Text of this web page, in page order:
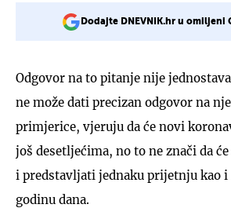
Dodajte DNEVNIK.hr u omiljeni
Odgovor na to pitanje nije
ne može dati precizan odgovor na
primjerice, vjeruju da će novi
još desetljećima, no to ne znači da
i predstavljati jednaku prijetnju kao
godinu dana.